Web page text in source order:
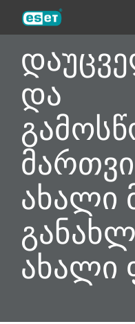
და
ახალი
ახალი
ESET